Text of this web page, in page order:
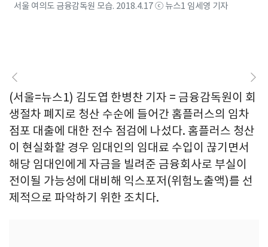
서울 여의도 금융감독원 모습. 2018.4.17 ⓒ 뉴스1 임세영 기자
(서울=뉴스1) 김도엽 한병찬 기자 = 금융감독원이 회
생절차 폐지로 청산 수순에 들어간 홈플러스의 임차
점포 대출에 대한 전수 점검에 나섰다. 홈플러스 청산
이 현실화할 경우 임대인의 임대료 수입이 끊기면서
해당 임대인에게 자금을 빌려준 금융회사로 부실이
전이될 가능성에 대비해 익스포저(위험노출액)를 선
제적으로 파악하기 위한 조치다.